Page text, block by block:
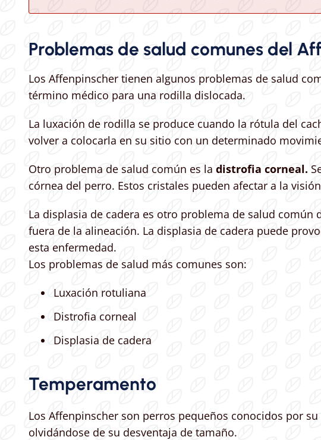
Problemas de salud comunes del
Los Affenpinscher tienen algunos problemas de salud
término médico para una rodilla dislocada.
La luxación de rodilla se produce cuando la rótula del
volver a colocarla en su sitio con un determinado
Otro problema de salud común es la distrofia corneal.
córnea del perro. Estos cristales pueden afectar a la
La displasia de cadera es otro problema de salud común
fuera de la alineación. La displasia de cadera puede
esta enfermedad.
Los problemas de salud más comunes son:
Luxación rotuliana
Distrofia corneal
Displasia de cadera
Temperamento
Los Affenpinscher son perros pequeños conocidos por
olvidándose de su desventaja de tamaño.